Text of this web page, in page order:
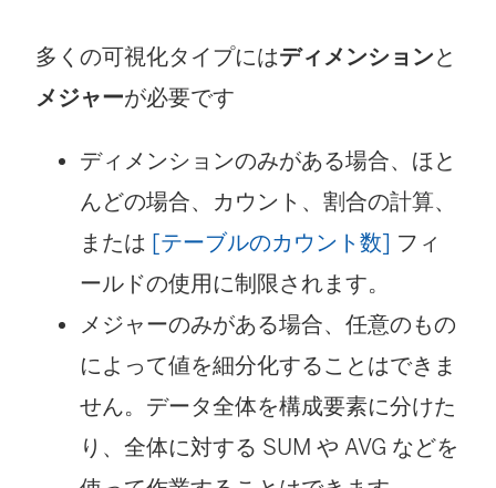
多くの可視化タイプにはディメンションと
メジャーが必要です
ディメンションのみがある場合、ほと
んどの場合、カウント、割合の計算、
または [テーブルのカウント数] フィ
ールドの使用に制限されます。
メジャーのみがある場合、任意のもの
によって値を細分化することはできま
せん。データ全体を構成要素に分けた
り、全体に対する SUM や AVG などを